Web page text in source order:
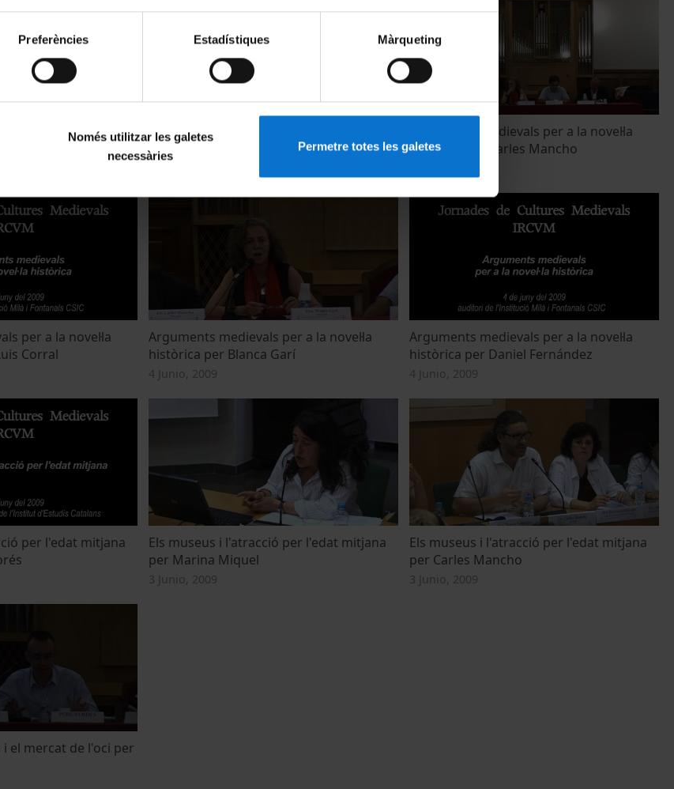
Preferències Estadístiques Màrqueting
Només utilitzar les galetes
necessàries
Permetre totes les galetes
Taula
Teatre per a textos medievals per
Meritxell Simó
Arguments medievals per a la novel·la
històrica per Carles Mancho
per a la novel·la
Corral
Arguments medievals per a la novel·la
històrica per Blanca Garí
4 Junio, 2009
Arguments medievals per a la novel·la
històrica per Daniel Fernández
4 Junio, 2009
per l'edat mitjana
Els museus i l'atracció per l'edat mitjana
per Marina Miquel
3 Junio, 2009
Els museus i l'atracció per l'edat mitjana
per Carles Mancho
3 Junio, 2009
i el mercat de l'oci per